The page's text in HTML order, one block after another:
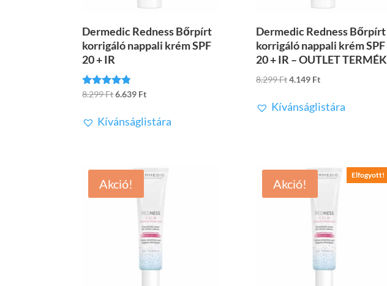
Dermedic Redness Bőrpírt
korrigáló nappali krém SPF
20 + IR
Értékelés:
8.299FtOriginal
was:
6.639 FtCurrent
is:
Kívánságlistára
Dermedic Redness Bőrpírt
korrigáló nappali krém SPF
20 + IR – OUTLET TERMÉK
8.299FtOriginal
was:
4.149 FtCurrent
is:
Kívánságlistára
Akció! Akció!
Elfogyott!